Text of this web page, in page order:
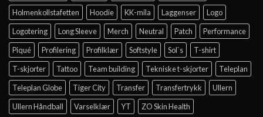
Holmenkollstafetten
Hoodie KK-mila Laggenser
Logo
Logotering
Long Sleeve Merch Neutral Patch
Performance
Piqué
Profilering Profilklær Softstyle Sol`s
T-shirt
T-skjorter
Tattoo Team building Tekniske t-skjorter
Teleplan
Teleplan Globe
Tiger City Transfer Transfertrykk
Ullern
Ullern Håndball
Varselklær YT ZO Skin Health